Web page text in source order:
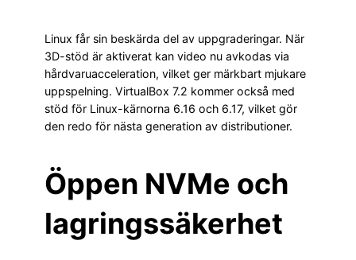
Linux får sin beskärda del av uppgraderingar. När
3D-stöd är aktiverat kan video nu avkodas via
hårdvaruacceleration, vilket ger märkbart mjukare
uppspelning. VirtualBox 7.2 kommer också med
stöd för Linux-kärnorna 6.16 och 6.17, vilket gör
den redo för nästa generation av distributioner.
Öppen NVMe och
lagringssäkerhet